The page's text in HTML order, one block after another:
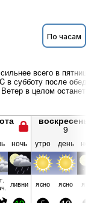
По часам
всего в пятницу
в субботу после
в целом
9
ночь утро день
ливни ясно ясно